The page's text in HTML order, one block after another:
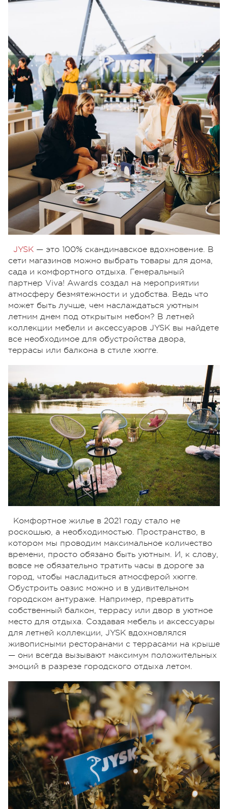
JYSK — это 100% скандинавское вдохновение. В
сети магазинов можно выбрать товары для дома,
сада и комфортного отдыха. Генеральный
партнер Viva! Awards создал на мероприятии
атмосферу безмятежности и удобства. Ведь что
может быть лучше, чем наслаждаться уютным
летним днем под открытым небом? В летней
коллекции мебели и аксессуаров JYSK вы найдете
все необходимое для обустройства двора,
террасы или балкона в стиле хюгге.
Комфортное жилье в 2021 году стало не
роскошью, а необходимостью. Пространство, в
котором мы проводим максимальное количество
времени, просто обязано быть уютным. И, к слову,
вовсе не обязательно тратить часы в дороге за
город, чтобы насладиться атмосферой хюгге.
Обустроить оазис можно и в удивительном
городском антураже. Например, превратить
собственный балкон, террасу или двор в уютное
место для отдыха. Создавая мебель и аксессуары
для летней коллекции, JYSK вдохновлялся
живописными ресторанами с террасами на крыше
— они всегда вызывают максимум положительных
эмоций в разрезе городского отдыха летом.